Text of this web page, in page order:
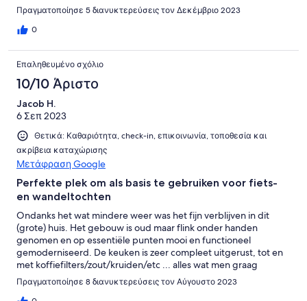
Πραγματοποίησε 5 διανυκτερεύσεις τον Δεκέμβριο 2023
0
Επαληθευμένο σχόλιο
10/10 Άριστο
Jacob H.
6 Σεπ 2023
Θετικά: Καθαριότητα, check-in, επικοινωνία, τοποθεσία και
ακρίβεια καταχώρισης
Μετάφραση Google
Perfekte plek om als basis te gebruiken voor fiets-
en wandeltochten
Ondanks het wat mindere weer was het fijn verblijven in dit
(grote) huis. Het gebouw is oud maar flink onder handen
genomen en op essentiële punten mooi en functioneel
gemoderniseerd. De keuken is zeer compleet uitgerust, tot en
met koffiefilters/zout/kruiden/etc ... alles wat men graag
meteen bij de hand wil hebben. De wc- en douche zijn modern
en functioneren perfect. Niets lekkerder dan een fijne douche
Πραγματοποίησε 8 διανυκτερεύσεις τον Αύγουστο 2023